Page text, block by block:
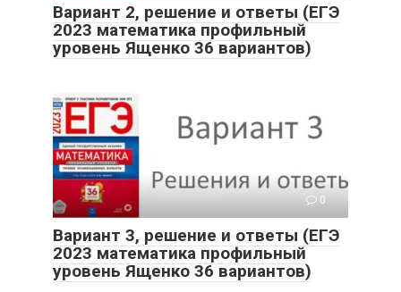
Вариант 2, решение и ответы (ЕГЭ
2023 математика профильный
уровень Ященко 36 вариантов)
0
Вариант 3, решение и ответы (ЕГЭ
2023 математика профильный
уровень Ященко 36 вариантов)